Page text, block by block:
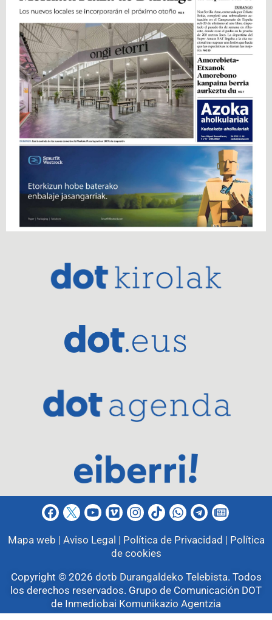
Mapa web | Aviso Legal | Política de Privacidad | Política
de cookies
Copyright © 2026 dotb Durangaldeko Telebista. Todos
los derechos reservados. Grupo de Comunicación DOT
de Inmediobai Komunikazio Agentzia